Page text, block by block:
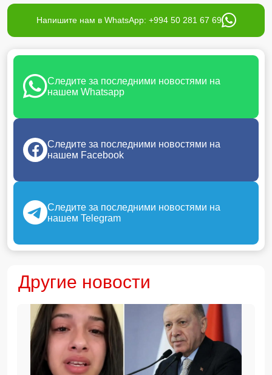
Напишите нам в WhatsApp: +994 50 281 67 69
Следите за последними новостями на
нашем Whatsapp
Следите за последними новостями на
нашем Facebook
Следите за последними новостями на
нашем Telegram
Другие новости